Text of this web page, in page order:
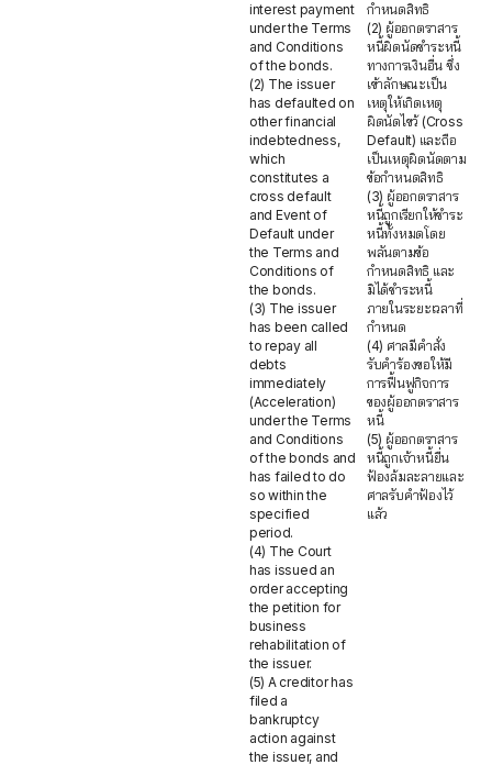
interest payment
under the Terms
and Conditions
of the bonds.
(2) The issuer
has defaulted on
other financial
indebtedness,
which
constitutes a
cross default
and Event of
Default under
the Terms and
Conditions of
the bonds.
(3) The issuer
has been called
to repay all
debts
immediately
(Acceleration)
under the Terms
and Conditions
of the bonds and
has failed to do
so within the
specified
period.
(4) The Court
has issued an
order accepting
the petition for
business
rehabilitation of
the issuer.
(5) A creditor has
filed a
bankruptcy
action against
the issuer, and
กำหนดสิทธิ
(2) ผู้ออกตราสาร
หนี้ผิดนัดชำระหนี้
ทางการเงินอื่น ซึ่ง
เข้าลักษณะเป็น
เหตุให้เกิดเหตุ
ผิดนัดไขว้ (Cross
Default) และถือ
เป็นเหตุผิดนัดตาม
ข้อกำหนดสิทธิ
(3) ผู้ออกตราสาร
หนี้ถูกเรียกให้ชำระ
หนี้ทั้งหมดโดย
พลันตามข้อ
กำหนดสิทธิ และ
มิได้ชำระหนี้
ภายในระยะเวลาที่
กำหนด
(4) ศาลมีคำสั่ง
รับคำร้องขอให้มี
การฟื้นฟูกิจการ
ของผู้ออกตราสาร
หนี้
(5) ผู้ออกตราสาร
หนี้ถูกเจ้าหนี้ยื่น
ฟ้องล้มละลายและ
ศาลรับคำฟ้องไว้
แล้ว